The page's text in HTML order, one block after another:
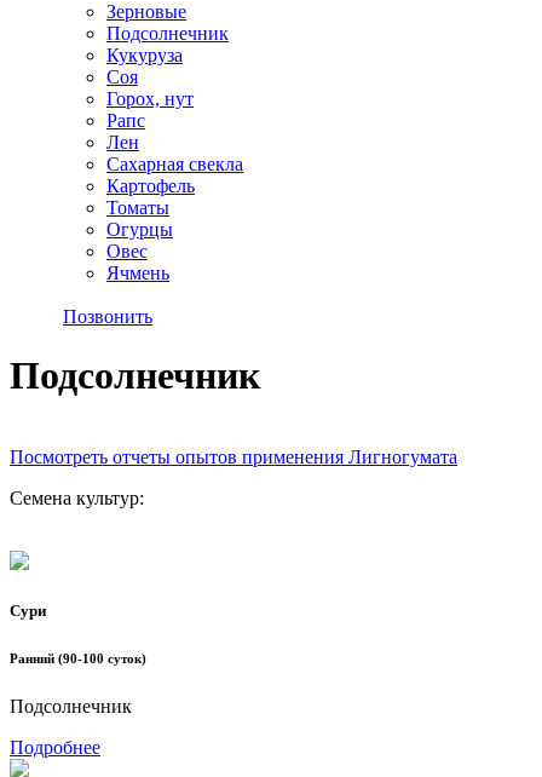
Зерновые
Подсолнечник
Кукуруза
Соя
Горох, нут
Рапс
Лен
Сахарная свекла
Картофель
Томаты
Огурцы
Овес
Ячмень
Позвонить
Подсолнечник
Посмотреть отчеты опытов применения Лигногумата
Семена культур:
Сури
Ранний (90-100 суток)
Подсолнечник
Подробнее